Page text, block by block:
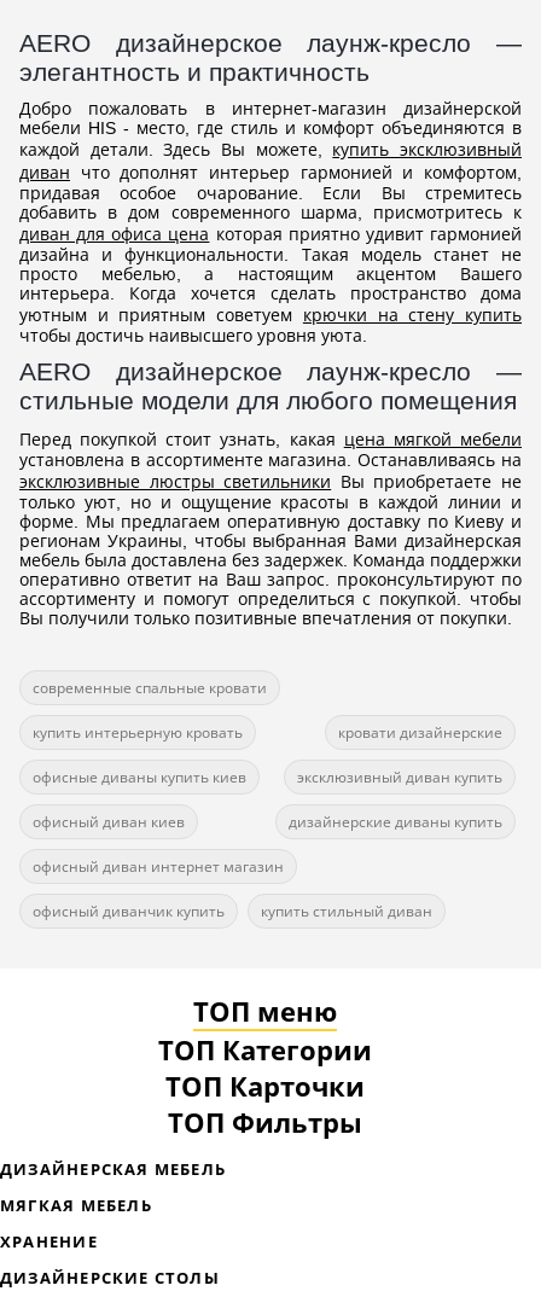
AERO дизайнерское лаунж-кресло —
элегантность и практичность
Добро пожаловать в интернет-магазин дизайнерской
мебели HIS - место, где стиль и комфорт объединяются в
каждой детали. Здесь Вы можете, купить эксклюзивный
диван что дополнят интерьер гармонией и комфортом,
придавая особое очарование. Если Вы стремитесь
добавить в дом современного шарма, присмотритесь к
диван для офиса цена которая приятно удивит гармонией
дизайна и функциональности. Такая модель станет не
просто мебелью, а настоящим акцентом Вашего
интерьера. Когда хочется сделать пространство дома
уютным и приятным советуем крючки на стену купить
чтобы достичь наивысшего уровня уюта.
AERO дизайнерское лаунж-кресло —
стильные модели для любого помещения
Перед покупкой стоит узнать, какая цена мягкой мебели
установлена в ассортименте магазина. Останавливаясь на
эксклюзивные люстры светильники Вы приобретаете не
только уют, но и ощущение красоты в каждой линии и
форме. Мы предлагаем оперативную доставку по Киеву и
регионам Украины, чтобы выбранная Вами дизайнерская
мебель была доставлена без задержек. Команда поддержки
оперативно ответит на Ваш запрос. проконсультируют по
ассортименту и помогут определиться с покупкой. чтобы
Вы получили только позитивные впечатления от покупки.
современные спальные кровати
купить интерьерную кровать кровати дизайнерские
офисные диваны купить киев эксклюзивный диван купить
офисный диван киев дизайнерские диваны купить
офисный диван интернет магазин
офисный диванчик купить купить стильный диван
ТОП меню
ТОП Категории
ТОП Карточки
ТОП Фильтры